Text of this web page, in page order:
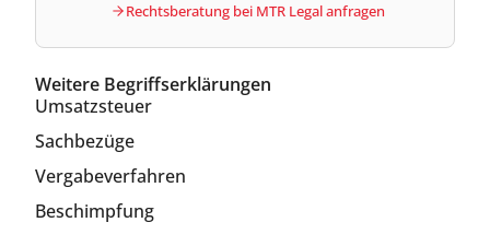
Rechtsberatung bei MTR Legal anfragen
Weitere Begriffserklärungen
Umsatzsteuer
Sachbezüge
Vergabeverfahren
Beschimpfung